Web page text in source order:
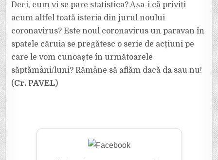
Deci, cum vi se pare statistica? Așa-i că priviți
acum altfel toată isteria din jurul noului
coronavirus? Este noul coronavirus un paravan în
spatele căruia se pregătesc o serie de acțiuni pe
care le vom cunoaște în următoarele
săptămâni/luni? Rămâne să aflăm dacă da sau nu!
(Cr. PAVEL)